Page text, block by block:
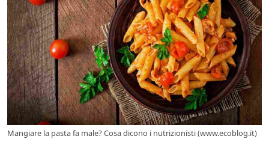
Mangiare la pasta fa male? Cosa dicono i nutrizionisti (www.ecoblog.it)